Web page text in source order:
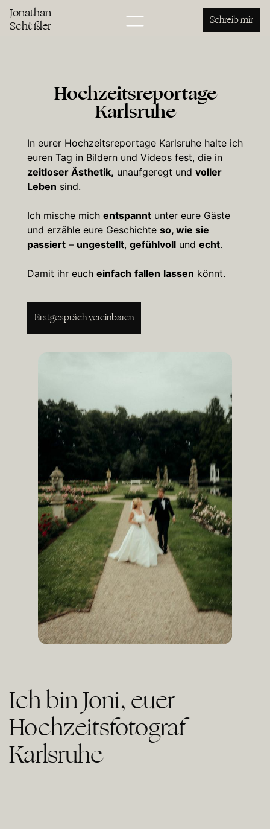
Jonathan
Schüßler Schreib mir
Hochzeitsreportage
Karlsruhe
In eurer Hochzeitsreportage Karlsruhe halte ich
euren Tag in Bildern und Videos fest, die in
zeitloser Ästhetik, unaufgeregt und voller
Leben sind.
Ich mische mich entspanntunter eure Gäste
und erzähle eure Geschichte so, wie sie
passiert– ungestellt, gefühlvollund echt.
Damit ihr euch einfach fallen lassen könnt.
Erstgespräch vereinbaren
Ich bin Joni, euer
Hochzeitsfotograf
Karlsruhe